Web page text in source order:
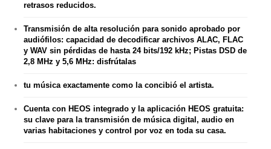
retrasos reducidos.
Transmisión de alta resolución para sonido aprobado por
audiófilos: capacidad de decodificar archivos ALAC, FLAC
y WAV sin pérdidas de hasta 24 bits/192 kHz; Pistas DSD de
2,8 MHz y 5,6 MHz: disfrútalas
tu música exactamente como la concibió el artista.
Cuenta con HEOS integrado y la aplicación HEOS gratuita:
su clave para la transmisión de música digital, audio en
varias habitaciones y control por voz en toda su casa.